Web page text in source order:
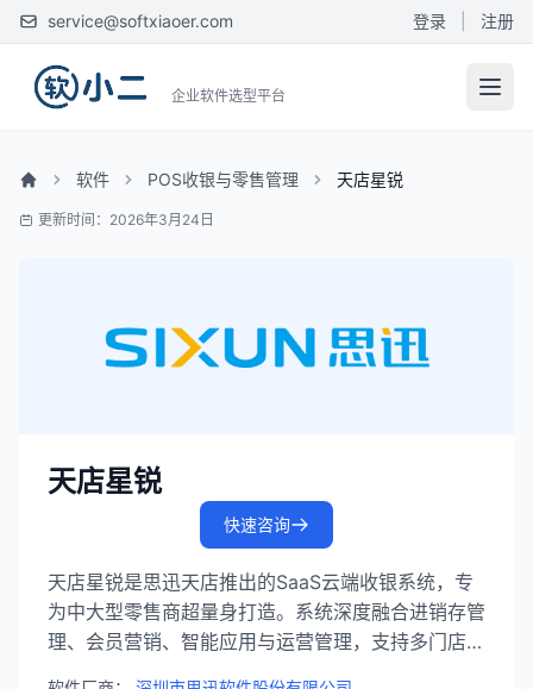
service@softxiaoer.com 登录 注册
企业软件选型平台
软件 POS收银与零售管理 天店星锐
更新时间：2026年3月24日
天店星锐
快速咨询
天店星锐是思迅天店推出的SaaS云端收银系统，专
为中大型零售商超量身打造。系统深度融合进销存管
理、会员营销、智能应用与运营管理，支持多门店统